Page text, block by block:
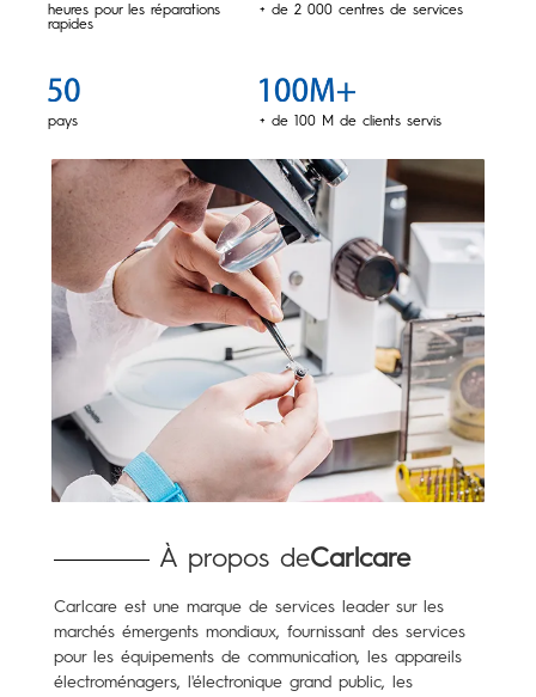
heures pour les réparations
rapides
pays
+ de 2 000 centres de services
+ de 100 M de clients servis
À propos deCarlcare
Carlcare est une marque de services leader sur les
marchés émergents mondiaux, fournissant des services
pour les équipements de communication, les appareils
électroménagers, l'électronique grand public, les